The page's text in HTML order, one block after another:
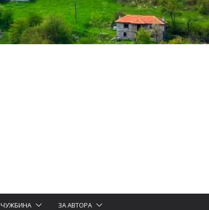
ЧУЖБИНА ЗА АВТОРА